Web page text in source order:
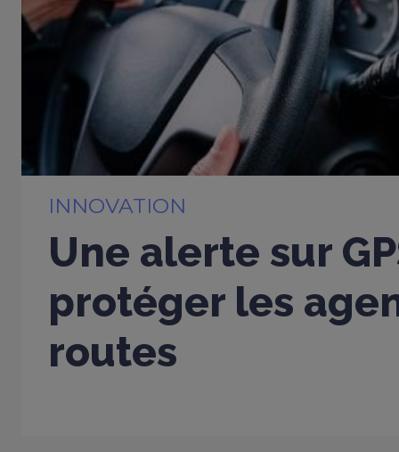
INNOVATION
Une alerte sur
protéger les
routes